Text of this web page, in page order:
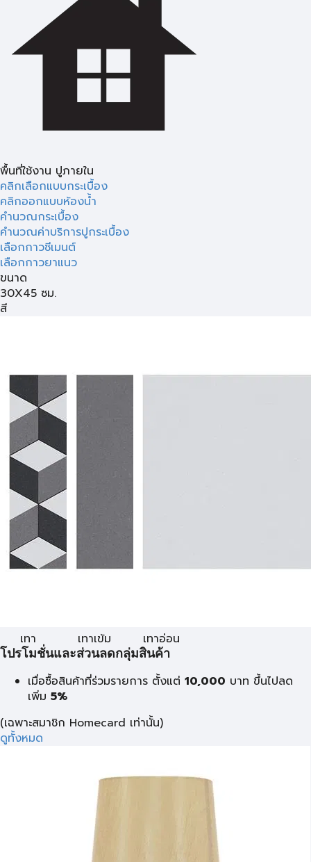
พื้นที่ใช้งาน ปูภายใน
คลิกเลือกแบบกระเบื้อง
คลิกออกแบบห้องน้ำ
คำนวณกระเบื้อง
คำนวณค่าบริการปูกระเบื้อง
เลือกกาวซีเมนต์
เลือกกาวยาแนว
ขนาด
30X45 ซม.
สี
เทา เทาเข้ม เทาอ่อน
โปรโมชั่นและส่วนลดกลุ่มสินค้า
เมื่อซื้อสินค้าที่ร่วมรายการ ตั้งแต่ 10,000 บาท ขึ้นไปลด
เพิ่ม 5%
(เฉพาะสมาชิก Homecard เท่านั้น)
ดูทั้งหมด